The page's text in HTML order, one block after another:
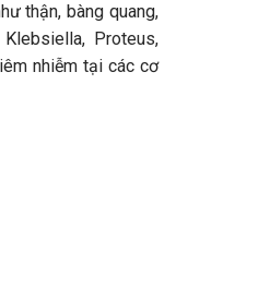
thận, bàng quang,
Proteus,
nhiễm tại các cơ